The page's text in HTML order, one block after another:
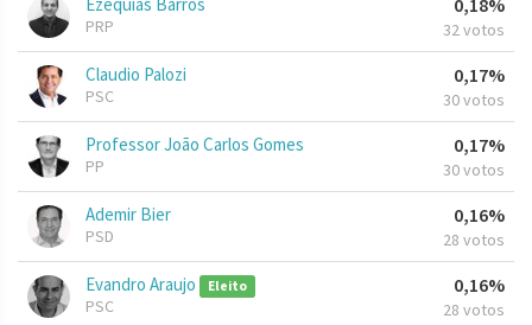
PRP
0,18%
32 votos
Claudio Palozi
PSC
0,17%
30 votos
Professor João Carlos Gomes
PP
0,17%
30 votos
Ademir Bier
PSD
0,16%
28 votos
Evandro Araujo Eleito
PSC
0,16%
28 votos